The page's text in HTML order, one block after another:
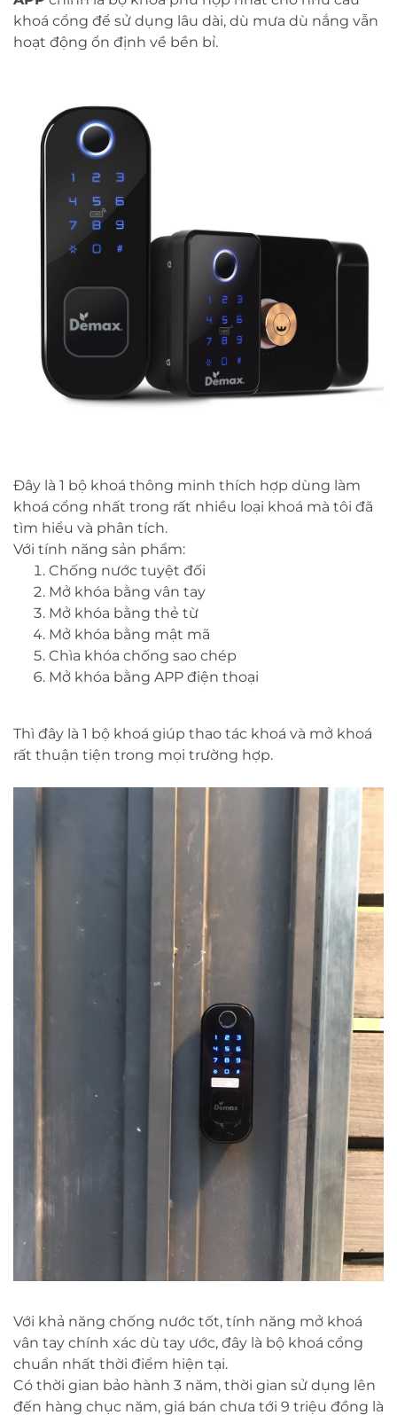
khoá cổng để sử dụng lâu dài, dù mưa dù nắng vẫn
hoạt động ổn định về bền bỉ.
Đây là 1 bộ khoá thông minh thích hợp dùng làm
khoá cổng nhất trong rất nhiều loại khoá mà tôi đã
tìm hiểu và phân tích.
Với tính năng sản phẩm:
Chống nước tuyệt đối
Mở khóa bằng vân tay
Mở khóa bằng thẻ từ
Mở khóa bằng mật mã
Chìa khóa chống sao chép
Mở khóa bằng APP điện thoại
Thì đây là 1 bộ khoá giúp thao tác khoá và mở khoá
rất thuận tiện trong mọi trường hợp.
Với khả năng chống nước tốt, tính năng mở khoá
vân tay chính xác dù tay ước, đây là bộ khoá cổng
chuẩn nhất thời điểm hiện tại.
Có thời gian bảo hành 3 năm, thời gian sử dụng lên
đến hàng chục năm, giá bán chưa tới 9 triệu đồng là